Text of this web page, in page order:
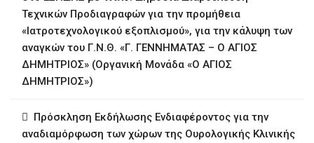
Τεχνικών Προδιαγραφών για την προμήθεια
«Ιατροτεχνολογικού εξοπλισμού», για την κάλυψη των
αναγκών του Γ.Ν.Θ. «Γ. ΓΕΝΝΗΜΑΤΑΣ – Ο ΑΓΙΟΣ
ΔΗΜΗΤΡΙΟΣ» (Οργανική Μονάδα «Ο ΑΓΙΟΣ
ΔΗΜΗΤΡΙΟΣ»)
Πρόσκληση Εκδήλωσης Ενδιαφέροντος για την
αναδιαμόρφωση των χώρων της Ουρολογικής Κλινικής